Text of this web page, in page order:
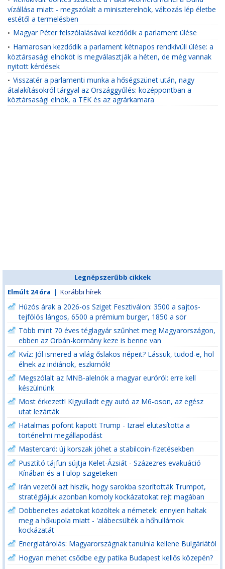
vízállása miatt - megszólalt a miniszterelnök, változás lép életbe
estétől a termelésben
• Magyar Péter felszólalásával kezdődik a parlament ülése
• Hamarosan kezdődik a parlament kétnapos rendkívüli ülése: a
köztársasági elnököt is megválasztják a héten, de még vannak
nyitott kérdések
• Visszatér a parlamenti munka a hőségszünet után, nagy
átalakításokról tárgyal az Országgyűlés: középpontban a
köztársasági elnök, a TEK és az agrárkamara
Legnépszerűbb cikkek
Elmúlt 24 óra | Korábbi hírek
Húzós árak a 2026-os Sziget Fesztiválon: 3500 a sajtos-
tejfölös lángos, 6500 a prémium burger, 1850 a sör
Több mint 70 éves téglagyár szűnhet meg Magyarországon,
ebben az Orbán-kormány keze is benne van
Kvíz: Jól ismered a világ őslakos népeit? Lássuk, tudod-e, hol
élnek az indiánok, eszkimók!
Megszólalt az MNB-alelnök a magyar euróról: erre kell
készülnünk
Most érkezett! Kigyulladt egy autó az M6-oson, az egész
utat lezárták
Hatalmas pofont kapott Trump - Izrael elutasította a
történelmi megállapodást
Mastercard: új korszak jöhet a stabilcoin-fizetésekben
Pusztító tájfun sújtja Kelet-Ázsiát - Százezres evakuáció
Kínában és a Fülöp-szigeteken
Irán vezetői azt hiszik, hogy sarokba szorították Trumpot,
stratégiájuk azonban komoly kockázatokat rejt magában
Döbbenetes adatokat közöltek a németek: ennyien haltak
meg a hőkupola miatt - 'alábecsülték a hőhullámok
kockázatát'
Energiatárolás: Magyarországnak tanulnia kellene Bulgáriától
Hogyan mehet csődbe egy patika Budapest kellős közepén?